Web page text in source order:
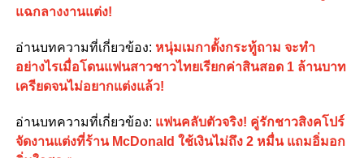
แฉกลางงานแต่ง!
อ่านบทความที่เกี่ยวข้อง: หนุ่มเมกาตั้งกระทู้ถาม จะทำ
อย่างไรเมื่อโดนแฟนสาวชาวไทยเรียกค่าสินสอด 1 ล้านบาท
เครียดจนไม่อยากแต่งแล้ว!
อ่านบทความที่เกี่ยวข้อง: แฟนคลับตัวจริง! คู่รักชาวสิงคโปร์
จัดงานแต่งที่ร้าน McDonald ใช้เงินไม่ถึง 2 หมื่น แถมอิ่มอก